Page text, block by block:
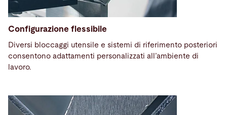
Configurazione flessibile
Diversi bloccaggi utensile e sistemi di riferimento posteriori
consentono adattamenti personalizzati all’ambiente di
lavoro.